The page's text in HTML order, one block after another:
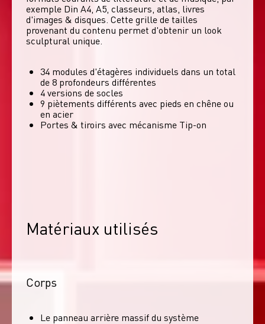
exemple Din A4, A5, classeurs, atlas, livres
d'images & disques. Cette grille de tailles
provenant du contenu permet d'obtenir un look
sculptural unique.
34 modules d'étagères individuels dans un total
de 8 profondeurs différentes
4 versions de socles
9 piètements différents avec pieds en chêne ou
en acier
Portes & tiroirs avec mécanisme Tip-on
Matériaux utilisés
Corps
Le panneau arrière massif du système